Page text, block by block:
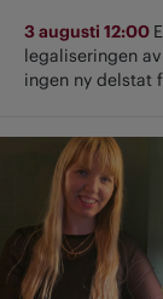
3 augusti 12:00
legaliseringen
ingen ny delstat